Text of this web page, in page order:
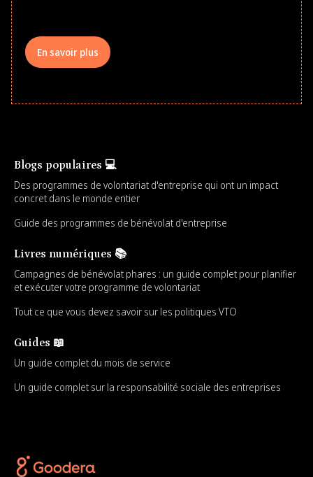
En savoir plus
Blogs populaires 💻
Des programmes de volontariat d'entreprise qui ont un impact
concret dans le monde entier
Guide des programmes de bénévolat d'entreprise
Livres numériques 📚
Campagnes de bénévolat phares : un guide complet pour planifier
et exécuter votre programme de volontariat
Tout ce que vous devez savoir sur les politiques VTO
Guides 📖
Un guide complet du mois de service
Un guide complet sur la responsabilité sociale des entreprises